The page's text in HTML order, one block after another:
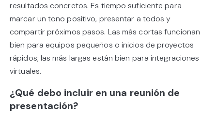
resultados concretos. Es tiempo suficiente para
marcar un tono positivo, presentar a todos y
compartir próximos pasos. Las más cortas funcionan
bien para equipos pequeños o inicios de proyectos
rápidos; las más largas están bien para integraciones
virtuales.
¿Qué debo incluir en una reunión de
presentación?